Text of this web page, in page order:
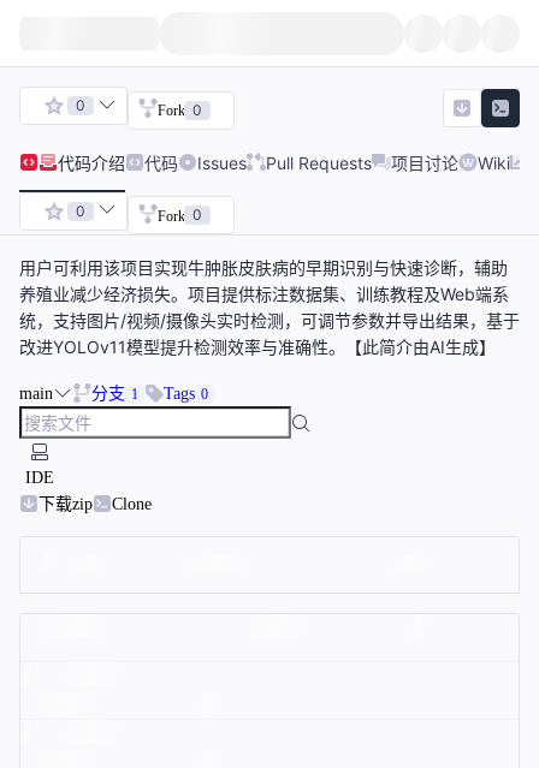
0 Fork 0
代码介绍 代码 Issues Pull Requests 项目讨论 Wiki
0 Fork 0
用户可利用该项目实现牛肿胀皮肤病的早期识别与快速诊断，辅助
养殖业减少经济损失。项目提供标注数据集、训练教程及Web端系
统，支持图片/视频/摄像头实时检测，可调节参数并导出结果，基于
改进YOLOv11模型提升检测效率与准确性。【此简介由AI生成】
main 分支 1 Tags 0
IDE
下载zip
Clone